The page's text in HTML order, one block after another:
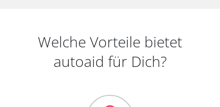
Welche Vorteile bietet
autoaid für Dich?